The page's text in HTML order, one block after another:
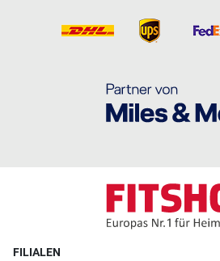
FILIALEN